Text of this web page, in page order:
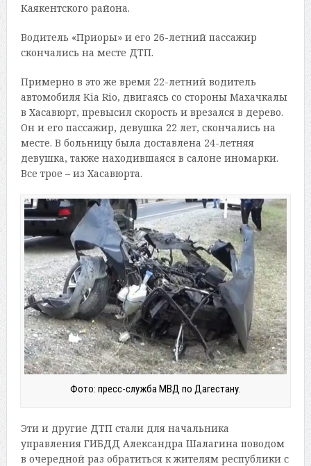
Каякентского района.
Водитель «Приоры» и его 26-летний пассажир
скончались на месте ДТП.
Примерно в это же время 22-летний водитель
автомобиля Kia Rio, двигаясь со стороны Махачкалы
в Хасавюрт, превысил скорость и врезался в дерево.
Он и его пассажир, девушка 22 лет, скончались на
месте. В больницу была доставлена 24-летняя
девушка, также находившаяся в салоне иномарки.
Все трое – из Хасавюрта.
Фото: пресс-служба МВД по Дагестану.
Эти и другие ДТП стали для начальника
управления ГИБДД Александра Шалагина поводом
в очередной раз обратиться к жителям республики с